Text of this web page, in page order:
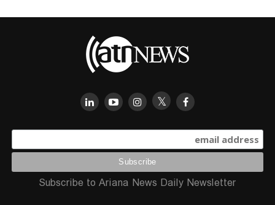
Subscribe to Ariana News Daily Newsletter